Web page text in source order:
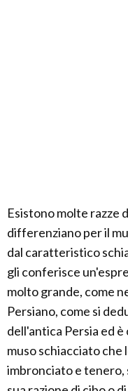
Esistono molte razze
differenziano per il
dal caratteristico
gli conferisce
molto grande, come
Persiano, come si
dell'antica Persia ed
muso schiacciato che
imbronciato e tenero,